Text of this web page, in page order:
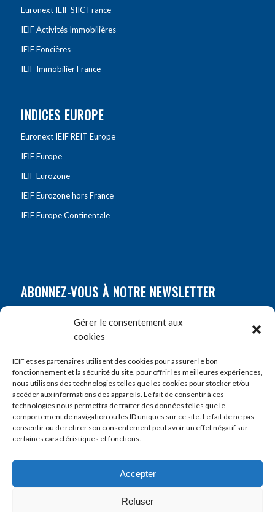
Gérer le consentement aux
cookies
IEIF et ses partenaires utilisent des cookies pour assurer le bon
fonctionnement et la sécurité du site, pour offrir les meilleures expériences,
nous utilisons des technologies telles que les cookies pour stocker et/ou
accéder aux informations des appareils. Le fait de consentir à ces
technologies nous permettra de traiter des données telles que le
comportement de navigation ou les ID uniques sur ce site. Le fait de ne pas
consentir ou de retirer son consentement peut avoir un effet négatif sur
certaines caractéristiques et fonctions.
Accepter
Refuser
Euronext IEIF SIIC France
IEIF Activités Immobilières
IEIF Foncières
IEIF Immobilier France
INDICES EUROPE
Euronext IEIF REIT Europe
IEIF Europe
IEIF Eurozone
IEIF Eurozone hors France
IEIF Europe Continentale
ABONNEZ-VOUS À NOTRE NEWSLETTER
Prénom*
E-mail*